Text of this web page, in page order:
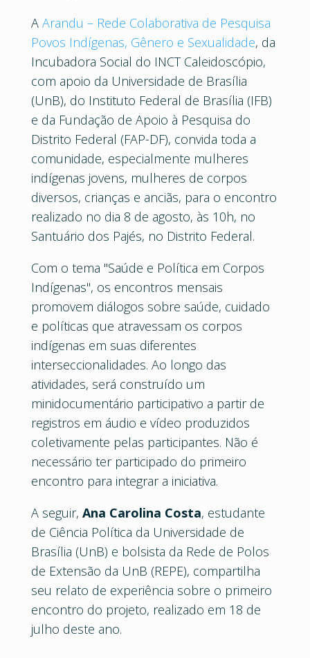
A Arandu – Rede Colaborativa de Pesquisa
Povos Indígenas, Gênero e Sexualidade, da
Incubadora Social do INCT Caleidoscópio,
com apoio da Universidade de Brasília
(UnB), do Instituto Federal de Brasília (IFB)
e da Fundação de Apoio à Pesquisa do
Distrito Federal (FAP-DF), convida toda a
comunidade, especialmente mulheres
indígenas jovens, mulheres de corpos
diversos, crianças e anciãs, para o encontro
realizado no dia 8 de agosto, às 10h, no
Santuário dos Pajés, no Distrito Federal.
Com o tema "Saúde e Política em Corpos
Indígenas", os encontros mensais
promovem diálogos sobre saúde, cuidado
e políticas que atravessam os corpos
indígenas em suas diferentes
interseccionalidades. Ao longo das
atividades, será construído um
minidocumentário participativo a partir de
registros em áudio e vídeo produzidos
coletivamente pelas participantes. Não é
necessário ter participado do primeiro
encontro para integrar a iniciativa.
A seguir, Ana Carolina Costa, estudante
de Ciência Política da Universidade de
Brasília (UnB) e bolsista da Rede de Polos
de Extensão da UnB (REPE), compartilha
seu relato de experiência sobre o primeiro
encontro do projeto, realizado em 18 de
julho deste ano.